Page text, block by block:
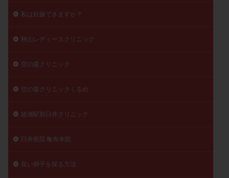
私は妊娠できますか？
秋山レディースクリニック
空の森クリニック
空の森クリニックくるめ
綾瀬駅前臼井クリニック
臼井医院 亀有本院
良い卵子を採る方法